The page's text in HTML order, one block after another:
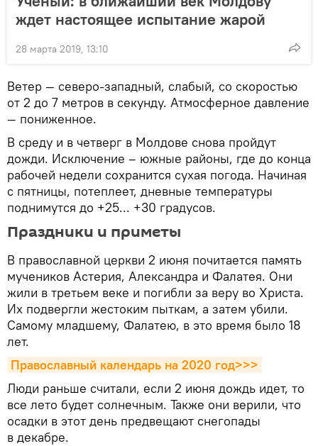
ждет настоящее испытание жарой
28 марта 2019, 13:10
Ветер — северо-западный, слабый, со скоростью
от 2 до 7 метров в секунду. Атмосферное давление
— пониженное.
В среду и в четверг в Молдове снова пройдут
дожди. Исключение – южные районы, где до конца
рабочей недели сохранится сухая погода. Начиная
с пятницы, потеплеет, дневные температуры
поднимутся до +25... +30 градусов.
Праздники и приметы
В православной церкви 2 июня почитается память
мучеников Астерия, Александра и Фалатея. Они
жили в третьем веке и погибли за веру во Христа.
Их подвергли жестоким пыткам, а затем убили.
Самому младшему, Фалатею, в это время было 18
лет.
Православный календарь на 2020 год>>>
Люди раньше считали, если 2 июня дождь идет, то
все лето будет солнечным. Также они верили, что
осадки в этот день предвещают снегопады
в декабре.